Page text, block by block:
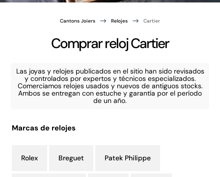
Cantons Joiers $ Relojes $ Cartier
Comprar reloj Cartier
Las joyas y relojes publicados en el sitio han sido revisados
y controlados por expertos y técnicos especializados.
Comerciamos relojes usados y nuevos de antiguos stocks.
Ambos se entregan con estuche y garantía por el período
de un año.
Marcas de relojes
Rolex Breguet Patek Philippe